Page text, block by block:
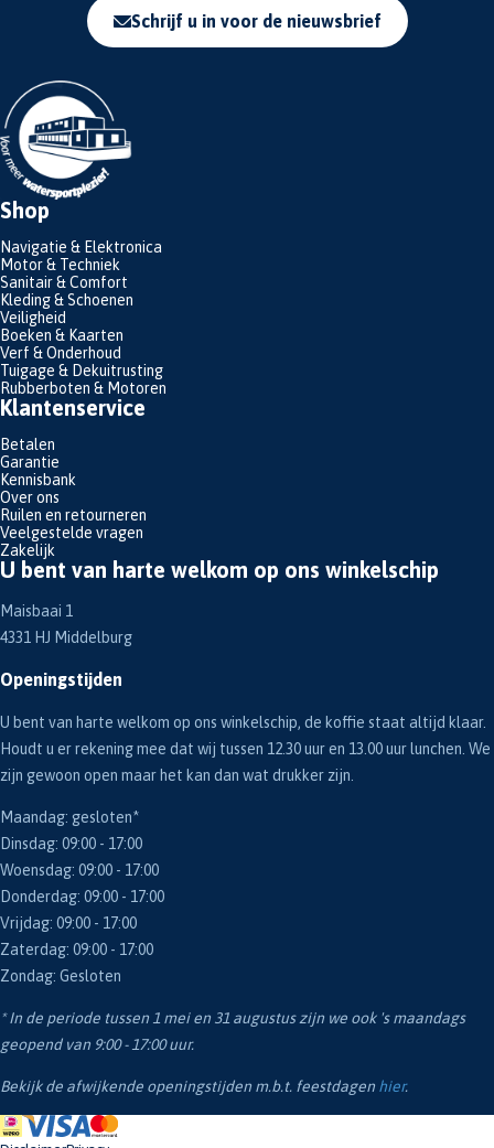
Schrijf u in voor de nieuwsbrief
Shop
Navigatie & Elektronica
Motor & Techniek
Sanitair & Comfort
Kleding & Schoenen
Veiligheid
Boeken & Kaarten
Verf & Onderhoud
Tuigage & Dekuitrusting
Rubberboten & Motoren
Klantenservice
Betalen
Garantie
Kennisbank
Over ons
Ruilen en retourneren
Veelgestelde vragen
Zakelijk
U bent van harte welkom op ons winkelschip
Maisbaai 1
4331 HJ Middelburg
Openingstijden
U bent van harte welkom op ons winkelschip, de koffie staat altijd klaar.
Houdt u er rekening mee dat wij tussen 12.30 uur en 13.00 uur lunchen. We
zijn gewoon open maar het kan dan wat drukker zijn.
Maandag: gesloten*
Dinsdag: 09:00 - 17:00
Woensdag: 09:00 - 17:00
Donderdag: 09:00 - 17:00
Vrijdag: 09:00 - 17:00
Zaterdag: 09:00 - 17:00
Zondag: Gesloten
* In de periode tussen 1 mei en 31 augustus zijn we ook 's maandags
geopend van 9:00 - 17:00 uur.
Bekijk de afwijkende openingstijden m.b.t. feestdagen hier.